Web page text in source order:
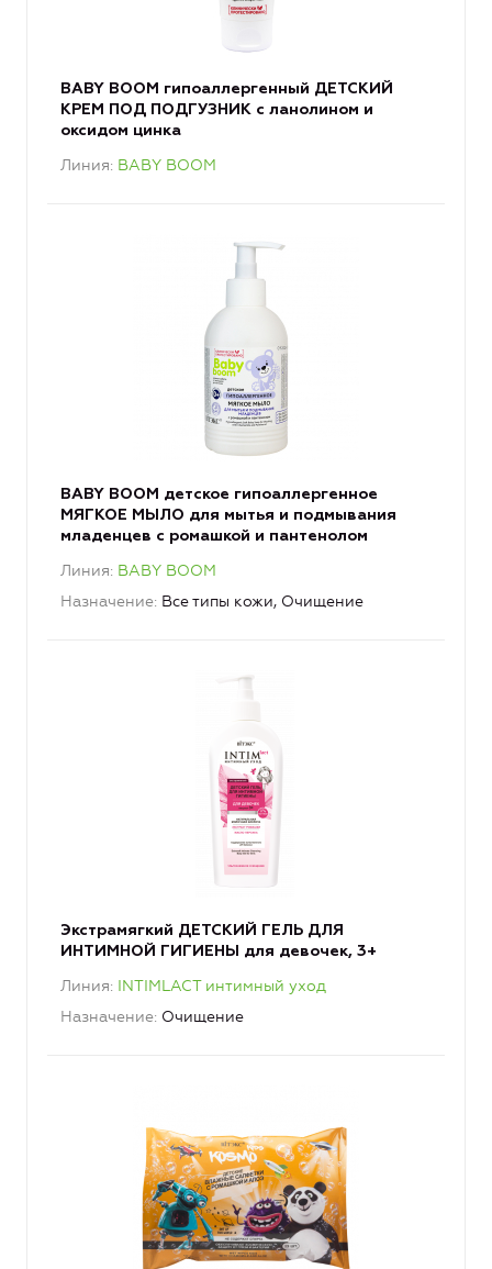
BABY BOOM гипоаллергенный ДЕТСКИЙ
КРЕМ ПОД ПОДГУЗНИК с ланолином и
оксидом цинка
Линия BABY BOOM
BABY BOOM детское гипоаллергенное
МЯГКОЕ МЫЛО для мытья и подмывания
младенцев с ромашкой и пантенолом
Линия BABY BOOM
Назначение Все типы кожи, Очищение
Экстрамягкий ДЕТСКИЙ ГЕЛЬ ДЛЯ
ИНТИМНОЙ ГИГИЕНЫ для девочек, 3+
Линия INTIMLACT интимный уход
Назначение Очищение